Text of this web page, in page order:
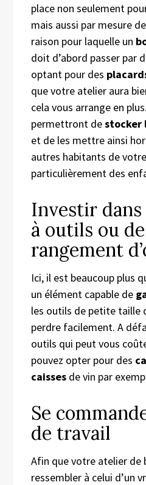
place non seulement
mais aussi par mesure
raison pour laquelle un
doit d’abord passer par
optant pour des
que votre atelier aura
cela vous arrange en
permettront destocker
et de les mettre ainsi
autres habitants de
particulièrement des
Investir
à outils ou
rangement
Ici, il est beaucoup plus
un élément capable de
les outils de petite taille
perdre facilement. A
outils qui peut vous
pouvez opter pour des
caisses de vin par
Se
de travail
Afin que votre atelier de
ressembler à celui d’un